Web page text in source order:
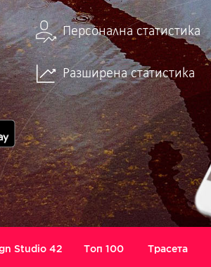
Персонална статистика
Разширена статистика
Studio 42 Топ 100 Трасета